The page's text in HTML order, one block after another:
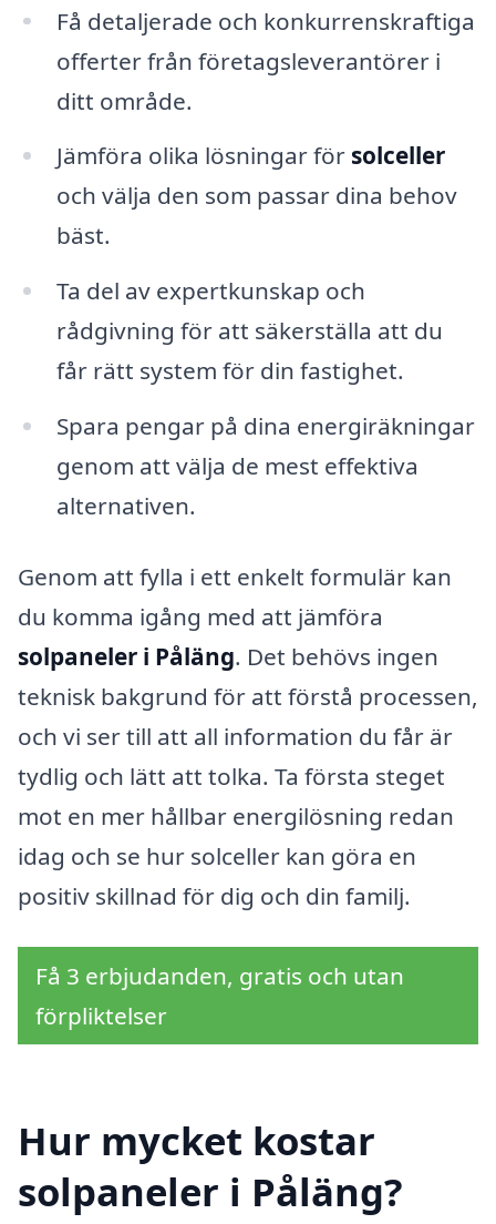
Få detaljerade och konkurrenskraftiga
offerter från företagsleverantörer i
ditt område.
Jämföra olika lösningar för solceller
och välja den som passar dina behov
bäst.
Ta del av expertkunskap och
rådgivning för att säkerställa att du
får rätt system för din fastighet.
Spara pengar på dina energiräkningar
genom att välja de mest effektiva
alternativen.
Genom att fylla i ett enkelt formulär kan
du komma igång med att jämföra
solpaneler i Påläng. Det behövs ingen
teknisk bakgrund för att förstå processen,
och vi ser till att all information du får är
tydlig och lätt att tolka. Ta första steget
mot en mer hållbar energilösning redan
idag och se hur solceller kan göra en
positiv skillnad för dig och din familj.
Få 3 erbjudanden, gratis och utan
förpliktelser
Hur mycket kostar
solpaneler i Påläng?